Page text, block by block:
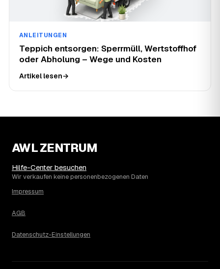
ANLEITUNGEN
Teppich entsorgen: Sperrmüll, Wertstoffhof
oder Abholung – Wege und Kosten
Artikel lesen→
AWL ZENTRUM
Hilfe-Center besuchen
Wir verkaufen keine personenbezogenen Daten
Impressum
AGB
Datenschutz-Einstellungen